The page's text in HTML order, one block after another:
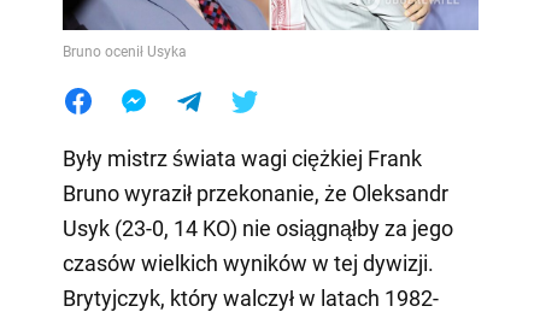
Bruno ocenił Usyka
Były mistrz świata wagi ciężkiej Frank
Bruno wyraził przekonanie, że Oleksandr
Usyk (23-0, 14 KO) nie osiągnąłby za jego
czasów wielkich wyników w tej dywizji.
Brytyjczyk, który walczył w latach 1982-